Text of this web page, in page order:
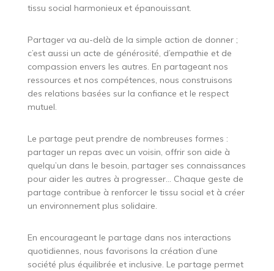
tissu social harmonieux et épanouissant.
Partager va au-delà de la simple action de donner ;
c’est aussi un acte de générosité, d’empathie et de
compassion envers les autres. En partageant nos
ressources et nos compétences, nous construisons
des relations basées sur la confiance et le respect
mutuel.
Le partage peut prendre de nombreuses formes :
partager un repas avec un voisin, offrir son aide à
quelqu’un dans le besoin, partager ses connaissances
pour aider les autres à progresser… Chaque geste de
partage contribue à renforcer le tissu social et à créer
un environnement plus solidaire.
En encourageant le partage dans nos interactions
quotidiennes, nous favorisons la création d’une
société plus équilibrée et inclusive. Le partage permet